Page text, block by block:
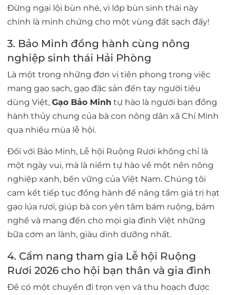
Đừng ngại lội bùn nhé, vì lớp bùn sinh thái này
chính là minh chứng cho một vùng đất sạch đấy!
3. Bảo Minh đồng hành cùng nông
nghiệp sinh thái Hải Phòng
Là một trong những đơn vị tiên phong trong việc
mang gạo sạch, gạo đặc sản đến tay người tiêu
dùng Việt, Gạo Bảo Minh tự hào là người bạn đồng
hành thủy chung của bà con nông dân xã Chí Minh
qua nhiều mùa lễ hội.
Đối với Bảo Minh, Lễ hội Ruộng Rươi không chỉ là
một ngày vui, mà là niềm tự hào về một nền nông
nghiệp xanh, bền vững của Việt Nam. Chúng tôi
cam kết tiếp tục đồng hành để nâng tầm giá trị hạt
gạo lúa rươi, giúp bà con yên tâm bám ruộng, bám
nghề và mang đến cho mọi gia đình Việt những
bữa cơm an lành, giàu dinh dưỡng nhất.
4. Cẩm nang tham gia Lễ hội Ruộng
Rươi 2026 cho hội bạn thân và gia đình
Để có một chuyến đi trọn vẹn và thu hoạch được